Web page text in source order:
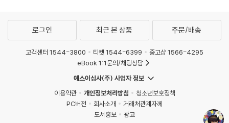
로그인 최근 본 상품 주문/배송
고객센터 1544-3800 티켓 1544-6399
중고샵 1566-4295
eBook 1:1문의/채팅상담
예스이십사(주) 사업자 정보
이용약관
개인정보처리방침
청소년보호정책
PC버전
회사소개
거래처관계자께
도서홍보
광고